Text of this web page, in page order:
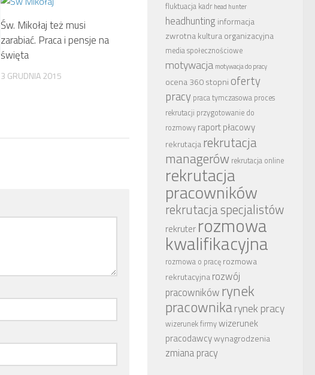
Św. Mikołaj też musi
zarabiać. Praca i pensje na
święta
3 GRUDNIA 2015
fluktuacja kadr head hunter
headhunting informacja
zwrotnakultura organizacyjna
media społecznościowe
motywacja motywacja do pracy
ocena 360 stopni oferty
pracy praca tymczasowa proces
rekrutacji przygotowanie do
rozmowy raport płacowy
rekrutacjarekrutacja
managerów rekrutacja online
rekrutacja
pracowników
rekrutacja specjalistów
rekruter rozmowa
kwalifikacyjna
rozmowa o pracę rozmowa
rekrutacyjnarozwój
pracowników rynek
pracownikarynek pracy
wizerunek firmywizerunek
pracodawcywynagrodzenia
zmiana pracy